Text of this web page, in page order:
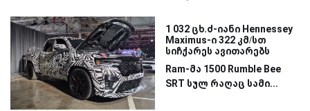
1 032 ცხ.ძ-იანი Hennessey
Maximus-ი 322 კმ/სთ
სიჩქარეს ავითარებს
Ram-მა 1500 Rumble Bee
SRT სულ რაღაც სამი...